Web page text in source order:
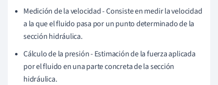
Medición de la velocidad - Consiste en medir la velocidad
a la que el fluido pasa por un punto determinado de la
sección hidráulica.
Cálculo de la presión - Estimación de la fuerza aplicada
por el fluido en una parte concreta de la sección
hidráulica.